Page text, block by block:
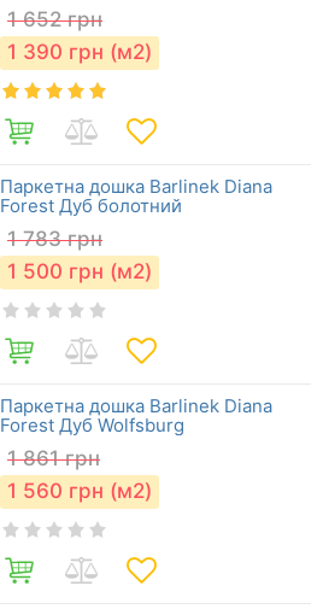
1 652 грн
1 390 грн (м2)
Паркетна дошка Barlinek Diana
Forest Дуб болотний
1 783 грн
1 500 грн (м2)
Паркетна дошка Barlinek Diana
Forest Дуб Wolfsburg
1 861 грн
1 560 грн (м2)